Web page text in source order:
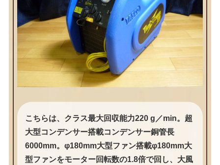
こちらは、クラス最大回収能力220 g／min。超
大型コンデンサー搭載コンデンサー銅管長
6000mm。φ180mm大型ファン搭載φ180mm大
型ファンをモーター回転数の1.8倍で回し、大風